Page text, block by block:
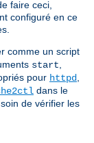
faire ceci,
configuré en ce
comme un script
start
pour httpd
dans le
de vérifier les